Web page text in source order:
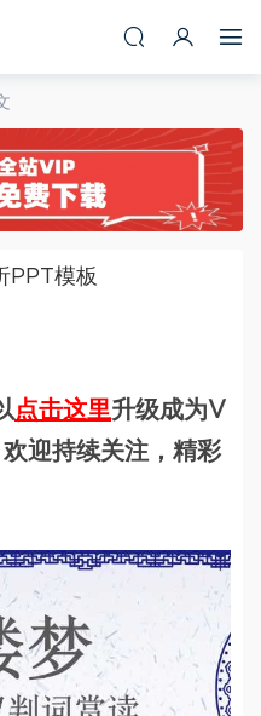
PPT模板
点击这里升级成为V
迎持续关注，精彩